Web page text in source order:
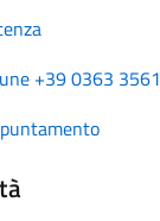
+39 0363 3561